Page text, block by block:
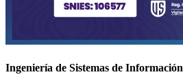
Ingeniería de Sistemas de Información